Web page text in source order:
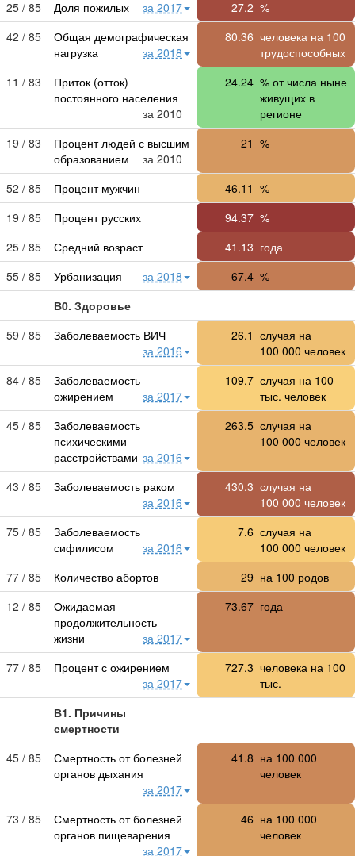
25 / 85
Доля пожилых за 2017 27.2 %
42 / 85
Общая демографическая
нагрузка
за 2018
80.36 человека на 100
трудоспособных
11 / 83
Приток (отток)
постоянного населения
за 2010
24.24 % от числа ныне
живущих в
регионе
19 / 83
Процент людей с высшим
образованием
за 2010
21 %
52 / 85 Процент мужчин 46.11 %
19 / 85
Процент русских 94.37 %
25 / 85
Средний возраст 41.13 года
55 / 85
Урбанизация за 2018 67.4 %
В0. Здоровье
59 / 85
Заболеваемость ВИЧ
за 2016
26.1 случая на
100 000 человек
84 / 85
Заболеваемость
ожирением
за 2017
109.7 случая на 100
тыс. человек
45 / 85
Заболеваемость
психическими
расстройствами за 2016
263.5 случая на
100 000 человек
43 / 85
Заболеваемость раком
за 2016
430.3 случая на
100 000 человек
75 / 85
Заболеваемость
сифилисом
за 2016
7.6 случая на
100 000 человек
77 / 85
Количество абортов 29 на 100 родов
12 / 85
Ожидаемая
продолжительность
жизни
за 2017
73.67 года
77 / 85
Процент с ожирением
за 2017
727.3 человека на 100
тыс.
В1. Причины
смертности
45 / 85
Смертность от болезней
органов дыхания
за 2017
41.8 на 100 000
человек
73 / 85
Смертность от болезней
органов пищеварения
за 2017
46 на 100 000
человек